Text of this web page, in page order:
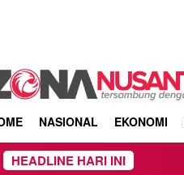
NASIONAL EKONOMI
HEADLINE HARI INI